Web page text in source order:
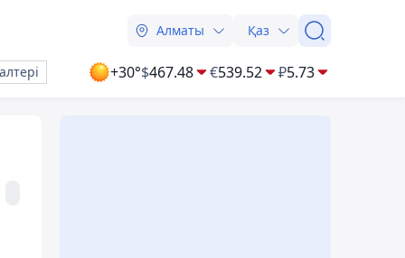
Алматы Қаз
+30°$467.48 €539.52 ₽5.73